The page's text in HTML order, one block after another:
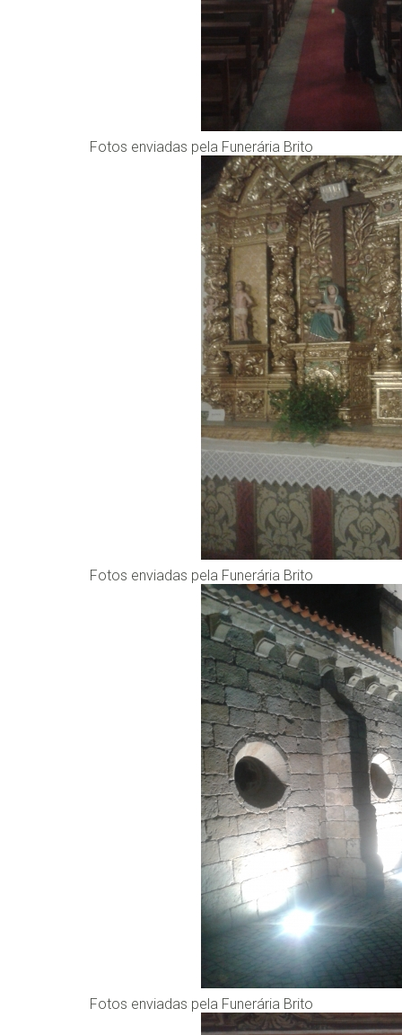
Fotos enviadas pela Funerária Brito
Fotos enviadas pela Funerária Brito
Fotos enviadas pela Funerária Brito